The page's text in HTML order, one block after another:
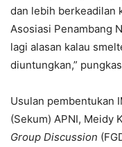
dan lebih berkeadilan
Asosiasi Penambang
lagi alasan kalau
diuntungkan,”
Usulan pembentukan
(Sekum) APNI, Meidy
Group Discussion